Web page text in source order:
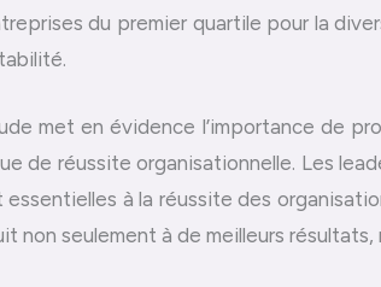
du premier quartile pour la
met en évidence l’importance de
de réussite organisationnelle. Les
essentielles à la réussite des
non seulement à de meilleurs